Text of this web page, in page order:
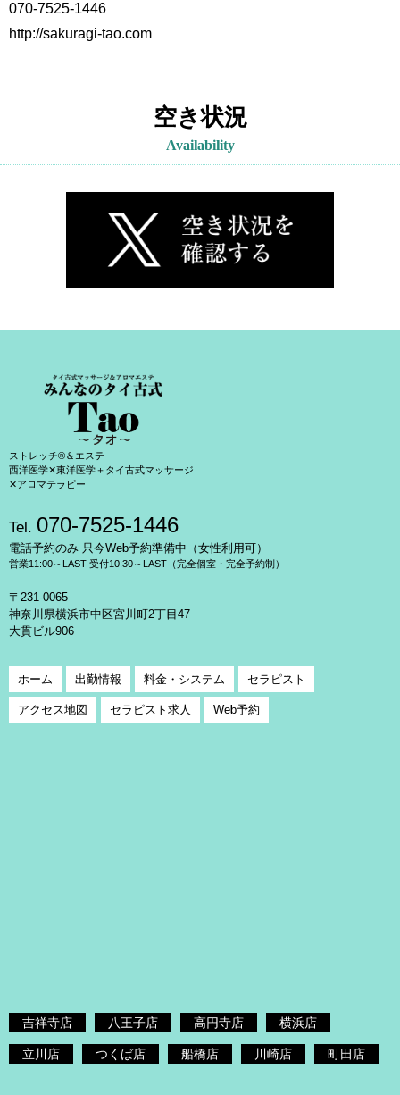
070-7525-1446
http://sakuragi-tao.com
空き状況
Availability
ストレッチ®＆エステ
西洋医学✕東洋医学＋タイ古式マッサージ
✕アロマテラピー
Tel. 070-7525-1446
電話予約のみ 只今Web予約準備中（女性利用可）
営業11:00～LAST 受付10:30～LAST（完全個室・完全予約制）
〒231-0065
神奈川県横浜市中区宮川町2丁目47
大貫ビル906
ホーム 出勤情報 料金・システム セラピスト
アクセス地図 セラピスト求人 Web予約
吉祥寺店 八王子店 高円寺店 横浜店
立川店 つくば店 船橋店 川崎店 町田店